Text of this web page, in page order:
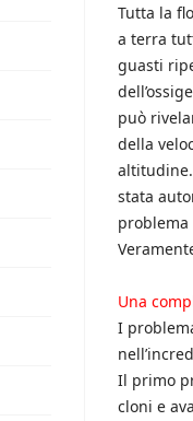
Tutta la
a terra
guasti
può
della
stata
Una
I
Il primo
cloni e